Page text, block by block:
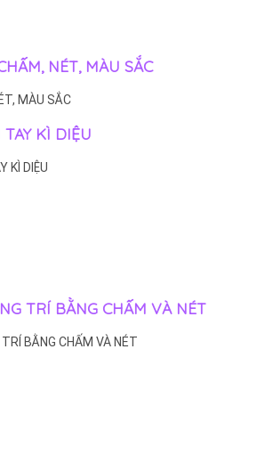
NÉT, MÀU SẮC
MÀU SẮC
KÌ DIỆU
KÌ DIỆU
TRÍ BẰNG CHẤM VÀ NÉT
BẰNG CHẤM VÀ NÉT